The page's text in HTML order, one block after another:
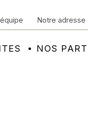
NOS
Notre adresse